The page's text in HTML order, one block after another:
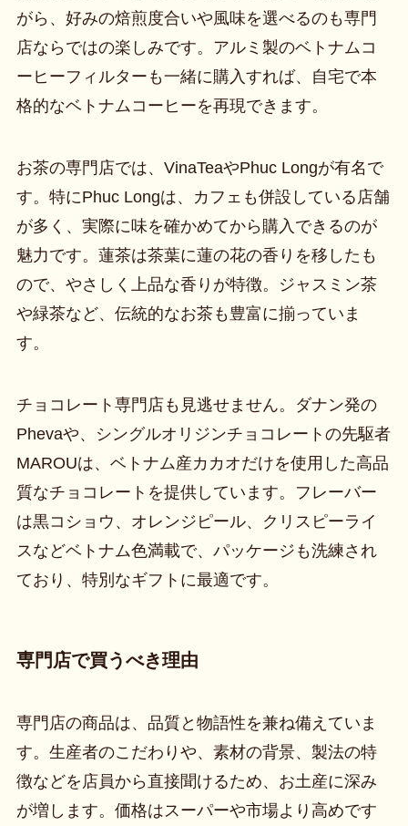
がら、好みの焙煎度合いや風味を選べるのも専門
店ならではの楽しみです。アルミ製のベトナムコ
ーヒーフィルターも一緒に購入すれば、自宅で本
格的なベトナムコーヒーを再現できます。
お茶の専門店では、VinaTeaやPhuc Longが有名で
す。特にPhuc Longは、カフェも併設している店舗
が多く、実際に味を確かめてから購入できるのが
魅力です。蓮茶は茶葉に蓮の花の香りを移したも
ので、やさしく上品な香りが特徴。ジャスミン茶
や緑茶など、伝統的なお茶も豊富に揃っていま
す。
チョコレート専門店も見逃せません。ダナン発の
Phevaや、シングルオリジンチョコレートの先駆者
MAROUは、ベトナム産カカオだけを使用した高品
質なチョコレートを提供しています。フレーバー
は黒コショウ、オレンジピール、クリスピーライ
スなどベトナム色満載で、パッケージも洗練され
ており、特別なギフトに最適です。
専門店で買うべき理由
専門店の商品は、品質と物語性を兼ね備えていま
す。生産者のこだわりや、素材の背景、製法の特
徴などを店員から直接聞けるため、お土産に深み
が増します。価格はスーパーや市場より高めです